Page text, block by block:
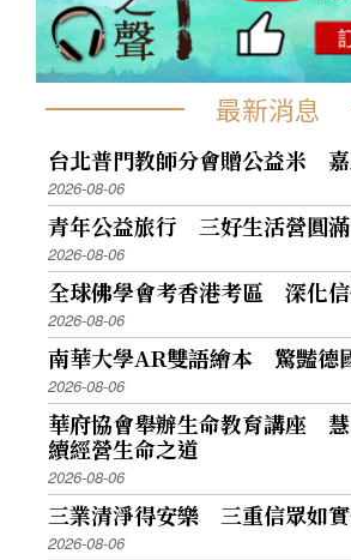
最新消息
台北普門教師分會贈公益米
2026-08-06
青年公益旅行 三好生活營圓滿
2026-08-06
全球佛學會考香港考區 深化
2026-08-06
南華大學AR雙語繪本 驚豔德
2026-08-06
華府協會舉辦生命教育講座
續經營生命之道
2026-08-06
三業清淨得安樂 三重信眾如
2026-08-06